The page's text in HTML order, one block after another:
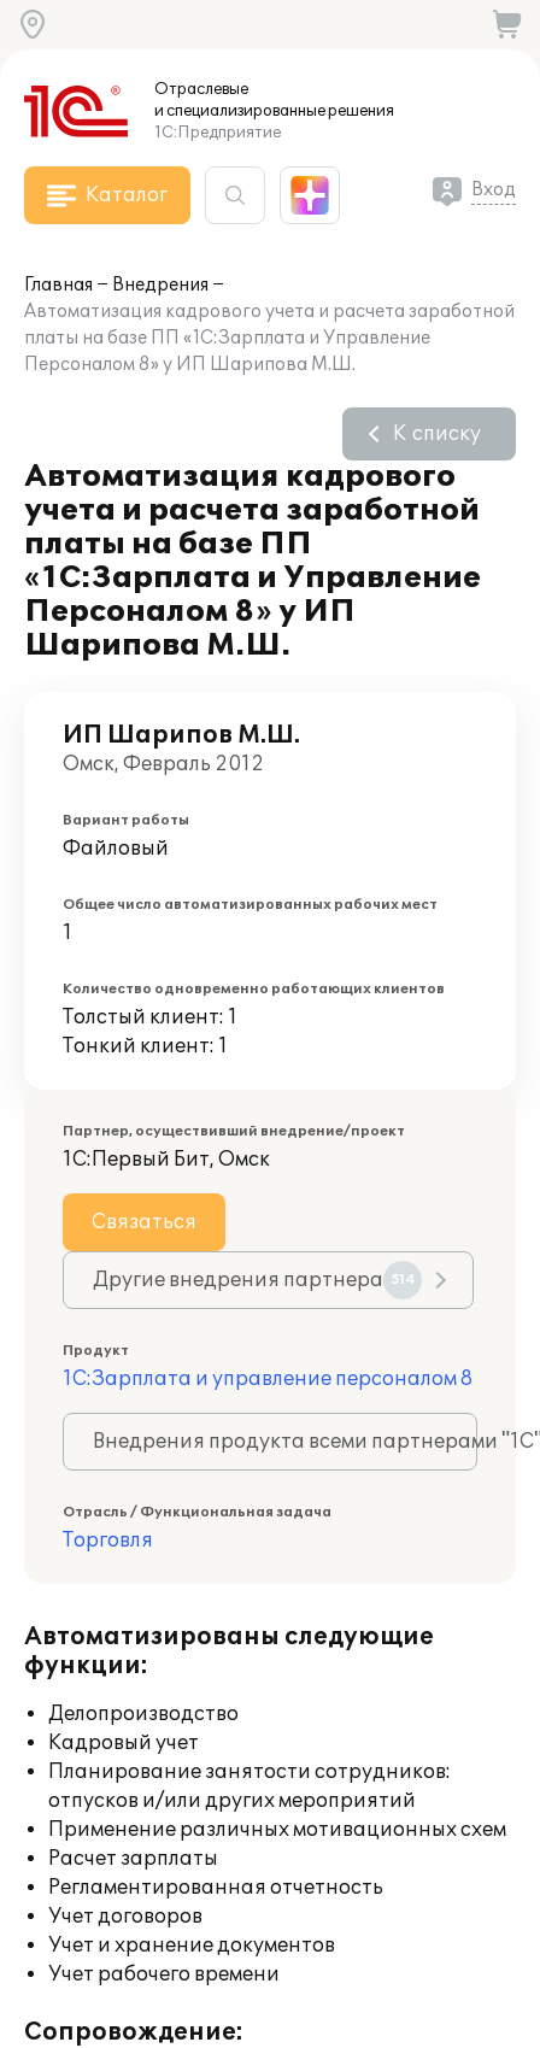
Отраслевые
и специализированныерешения
1С:Предприятие
Каталог Вход
Главная
Внедрения
Автоматизация кадрового учета и расчета заработной
платы на базе ПП «1С:Зарплата и Управление
Персоналом 8» у ИП Шарипова М.Ш.
Автоматизация кадрового
учета и расчета заработной
платы на базе ПП
«1С:Зарплата и Управление
Персоналом 8» у ИП
Шарипова М.Ш.
К списку
ИП Шарипов М.Ш.
Омск, Февраль 2012
Вариант работы
Файловый
Общее число автоматизированных рабочих мест
1
Количество одновременно работающих клиентов
Толстый клиент: 1
Тонкий клиент: 1
Партнер, осуществивший внедрение/проект
1С:Первый Бит, Омск
Связаться
Другие внедрения партнера 514
Продукт
1С:Зарплата и управление персоналом 8
Внедрения продукта всеми партнерами
Отрасль / Функциональная задача
Торговля
Автоматизированы следующие
функции:
Делопроизводство
Кадровый учет
Планирование занятости сотрудников:
отпусков и/или других мероприятий
Применение различных мотивационных схем
Расчет зарплаты
Регламентированная отчетность
Учет договоров
Учет и хранение документов
Учет рабочего времени
Сопровождение: